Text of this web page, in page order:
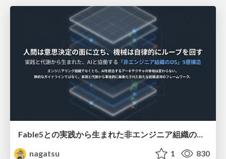
Fable5との実践から生まれた非エンジニア組織のループエンジニアリング
nagatsu
1 830